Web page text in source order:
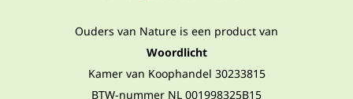
Ouders van Nature is een product van
Woordlicht
Kamer van Koophandel 30233815
BTW-nummer NL 001998325B15